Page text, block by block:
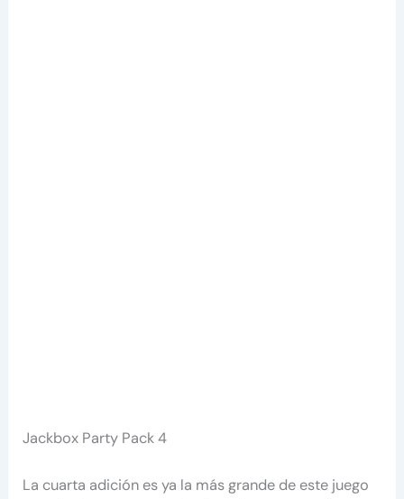
Jackbox Party Pack 4
La cuarta adición es ya la más grande de este juego